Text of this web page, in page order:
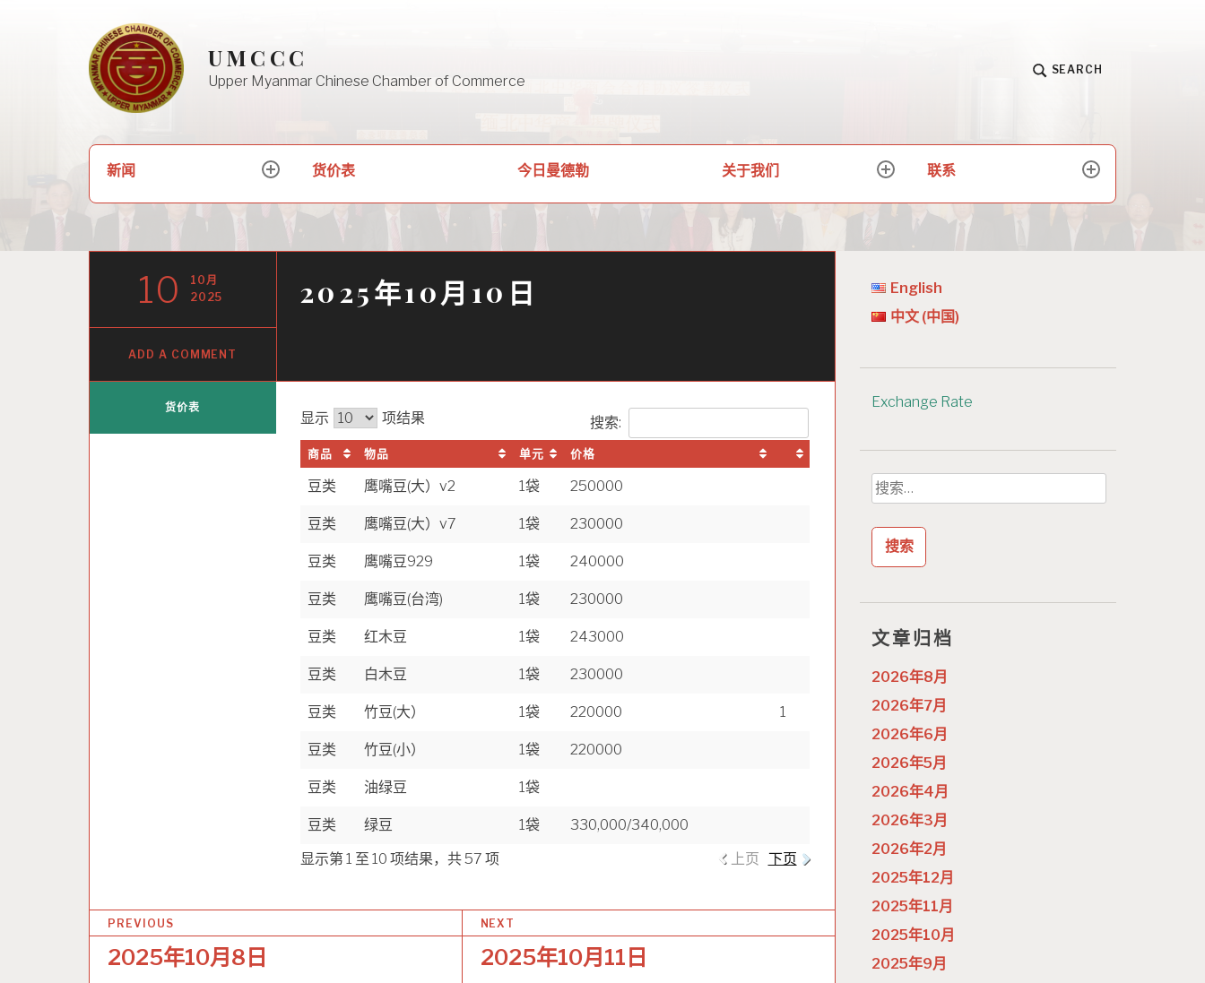
UMCCC
Upper Myanmar Chinese Chamber of Commerce
SEARCH
新闻
expand
menu
货价表 今日曼德勒 关于我们
expand
menu
联系
expand
menu
2025年10月10日
10
10月
2025
ADD A COMMENT
显示 项结果 搜索:
商品 物品 单元 价格
豆类 鹰嘴豆(大）v2 1袋 250000
豆类 鹰嘴豆(大）v7 1袋 230000
豆类 鹰嘴豆929 1袋 240000
豆类 鹰嘴豆(台湾) 1袋 230000
豆类 红木豆 1袋 243000
豆类 白木豆 1袋 230000
豆类 竹豆(大） 1袋 220000 1
豆类 竹豆(小） 1袋 220000
豆类 油绿豆 1袋
豆类 绿豆 1袋
330,000/340,000
显示第 1 至 10 项结果，共 57 项
上页 下页
货价表
文
章
PREVIOUS
2025年10月8日
NEXT
2025年10月11日
English
中文 (中国)
Exchange Rate
搜
索：
文章归档
2026年8月
2026年7月
2026年6月
2026年5月
2026年4月
2026年3月
2026年2月
2025年12月
2025年11月
2025年10月
2025年9月